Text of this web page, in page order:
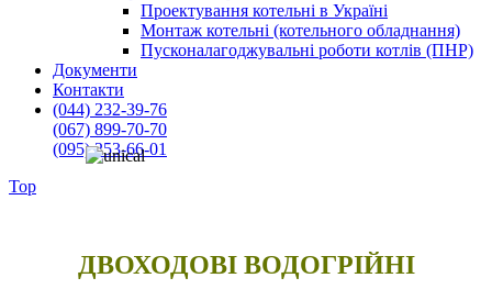
Проектування котельні в Україні
Монтаж котельні (котельного обладнання)
Пусконалагоджувальні роботи котлів (ПНР)
Документи
Контакти
(044) 232-39-76
(067) 899-70-70
(095) 253-66-01
Top
ДВОХОДОВІ ВОДОГРІЙНІ